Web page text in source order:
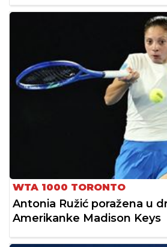
WTA 1000 TORONTO
Antonia Ružić poražena u
Amerikanke Madison Keys